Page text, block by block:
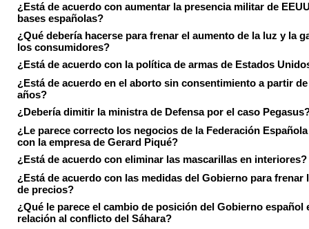
¿Está de acuerdo con aumentar la presencia militar de
bases españolas?
¿Qué debería hacerse para frenar el aumento de la luz y la
los consumidores?
¿Está de acuerdo con la política de armas de Estados
¿Está de acuerdo en el aborto sin consentimiento a partir
años?
¿Debería dimitir la ministra de Defensa por el caso
¿Le parece correcto los negocios de la Federación
con la empresa de Gerard Piqué?
¿Está de acuerdo con eliminar las mascarillas en interiores?
¿Está de acuerdo con las medidas del Gobierno para frenar
de precios?
¿Qué le parece el cambio de posición del Gobierno español
relación al conflicto del Sáhara?